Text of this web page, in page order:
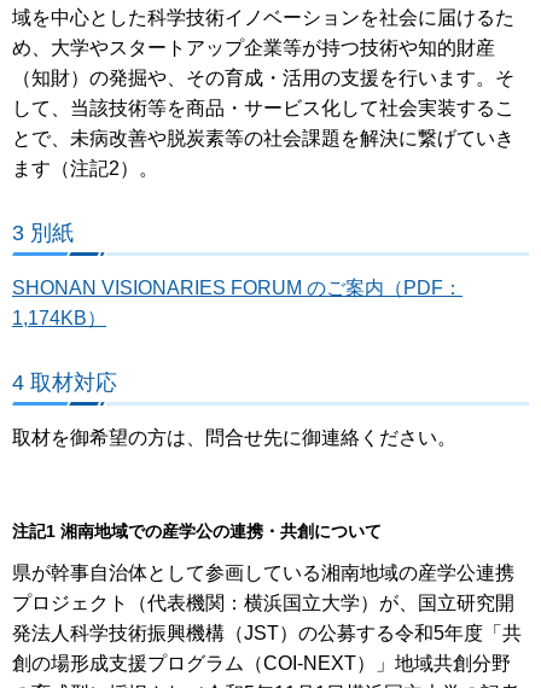
域を中心とした科学技術イノベーションを社会に届けるた
め、大学やスタートアップ企業等が持つ技術や知的財産
（知財）の発掘や、その育成・活用の支援を行います。そ
して、当該技術等を商品・サービス化して社会実装するこ
とで、未病改善や脱炭素等の社会課題を解決に繋げていき
ます（注記2）。
3 別紙
SHONAN VISIONARIES FORUM のご案内（PDF：
1,174KB）
4 取材対応
取材を御希望の方は、問合せ先に御連絡ください。
注記1 湘南地域での産学公の連携・共創について
県が幹事自治体として参画している湘南地域の産学公連携
プロジェクト（代表機関：横浜国立大学）が、国立研究開
発法人科学技術振興機構（JST）の公募する令和5年度「共
創の場形成支援プログラム（COI-NEXT）」地域共創分野